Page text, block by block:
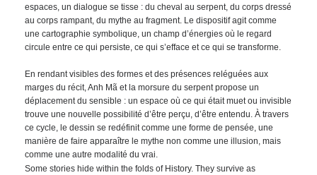
espaces, un dialogue se tisse : du cheval au serpent, du corps dressé
au corps rampant, du mythe au fragment. Le dispositif agit comme
une cartographie symbolique, un champ d’énergies où le regard
circule entre ce qui persiste, ce qui s’efface et ce qui se transforme.
En rendant visibles des formes et des présences reléguées aux
marges du récit, Anh Mã et la morsure du serpent propose un
déplacement du sensible : un espace où ce qui était muet ou invisible
trouve une nouvelle possibilité d’être perçu, d’être entendu. À travers
ce cycle, le dessin se redéfinit comme une forme de pensée, une
manière de faire apparaître le mythe non comme une illusion, mais
comme une autre modalité du vrai.
Some stories hide within the folds of History. They survive as